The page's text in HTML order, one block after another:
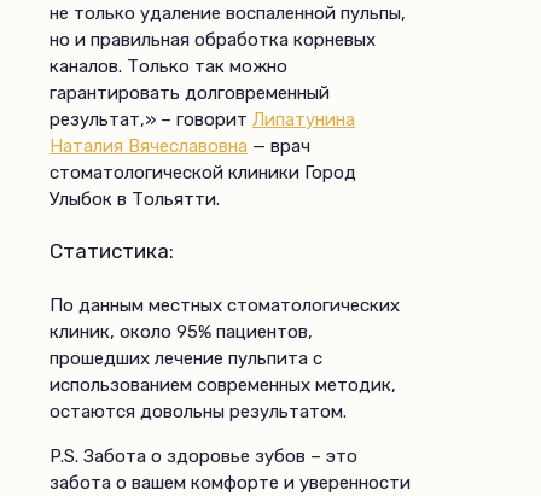
не только удаление воспаленной пульпы,
но и правильная обработка корневых
каналов. Только так можно
гарантировать долговременный
результат,» – говорит Липатунина
Наталия Вячеславовна — врач
стоматологической клиники Город
Улыбок в Тольятти.
Статистика:
По данным местных стоматологических
клиник, около 95% пациентов,
прошедших лечение пульпита с
использованием современных методик,
остаются довольны результатом.
P.S. Забота о здоровье зубов – это
забота о вашем комфорте и уверенности